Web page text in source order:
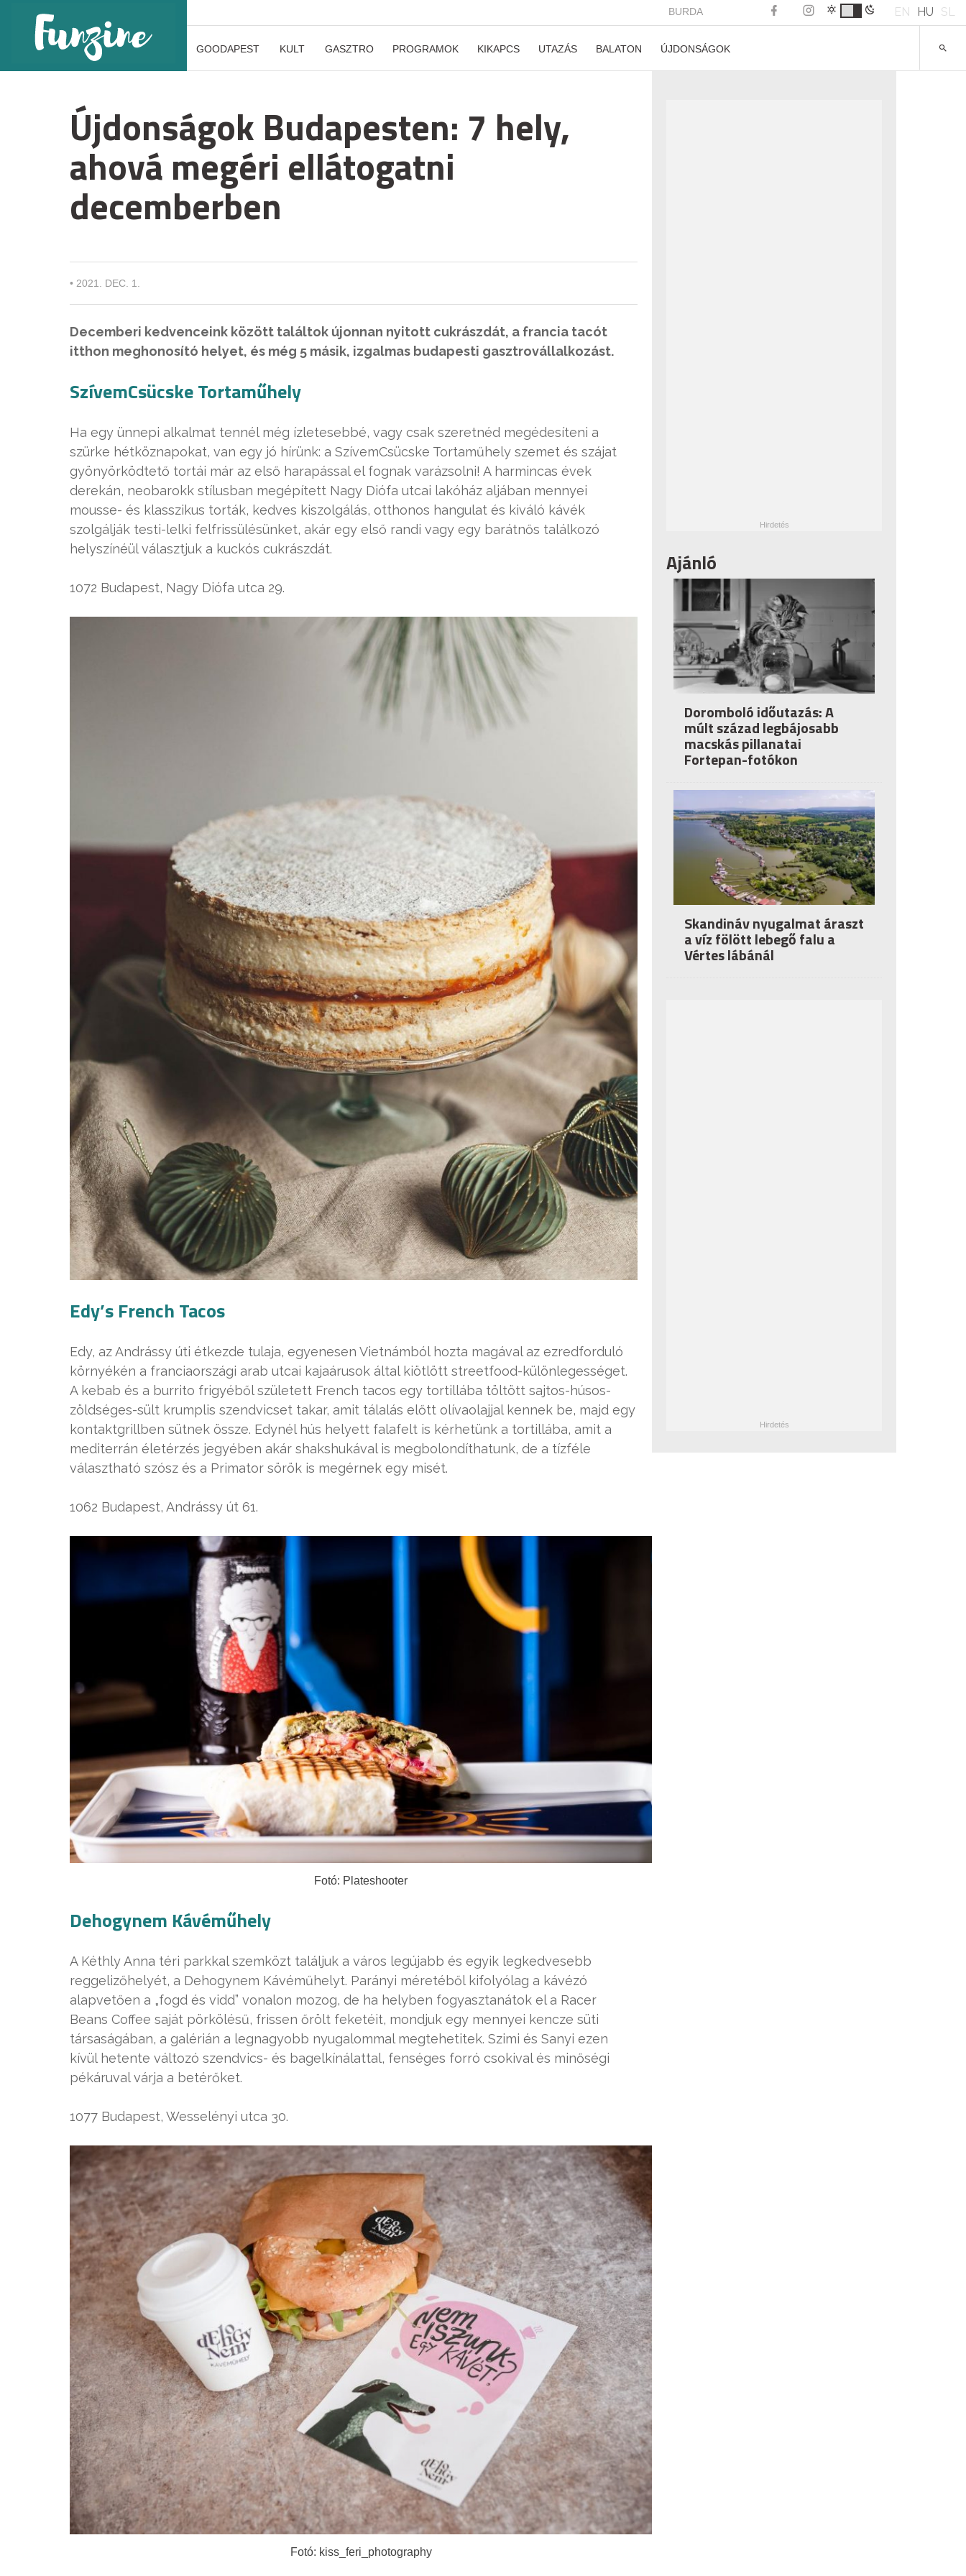
BURDA EN HU SL
GOODAPEST KULT GASZTRO PROGRAMOK KIKAPCS UTAZÁS BALATON ÚJDONSÁGOK
Újdonságok Budapesten: 7 hely,
ahová megéri ellátogatni
decemberben
• 2021. DEC. 1.
Decemberi kedvenceink között találtok újonnan nyitott cukrászdát, a francia tacót
itthon meghonosító helyet, és még 5 másik, izgalmas budapesti gasztrovállalkozást.
SzívemCsücske Tortaműhely
Ha egy ünnepi alkalmat tennél még ízletesebbé, vagy csak szeretnéd megédesíteni a
szürke hétköznapokat, van egy jó hírünk: a SzívemCsücske Tortaműhely szemet és szájat
gyönyörködtető tortái már az első harapással el fognak varázsolni! A harmincas évek
derekán, neobarokk stílusban megépített Nagy Diófa utcai lakóház aljában mennyei
mousse- és klasszikus torták, kedves kiszolgálás, otthonos hangulat és kiváló kávék
szolgálják testi-lelki felfrissülésünket, akár egy első randi vagy egy barátnős találkozó
helyszínéül választjuk a kuckós cukrászdát.
1072 Budapest, Nagy Diófa utca 29.
Edy’s French Tacos
Edy, az Andrássy úti étkezde tulaja, egyenesen Vietnámból hozta magával az ezredforduló
környékén a franciaországi arab utcai kajaárusok által kiötlött streetfood-különlegességet.
A kebab és a burrito frigyéből született French tacos egy tortillába töltött sajtos-húsos-
zöldséges-sült krumplis szendvicset takar, amit tálalás előtt olívaolajjal kennek be, majd egy
kontaktgrillben sütnek össze. Edynél hús helyett falafelt is kérhetünk a tortillába, amit a
mediterrán életérzés jegyében akár shakshukával is megbolondíthatunk, de a tízféle
választható szósz és a Primator sörök is megérnek egy misét.
1062 Budapest, Andrássy út 61.
Fotó: Plateshooter
Dehogynem Kávéműhely
A Kéthly Anna téri parkkal szemközt találjuk a város legújabb és egyik legkedvesebb
reggelizőhelyét, a Dehogynem Kávéműhelyt. Parányi méretéből kifolyólag a kávézó
alapvetően a „fogd és vidd” vonalon mozog, de ha helyben fogyasztanátok el a Racer
Beans Coffee saját pörkölésű, frissen őrölt feketéit, mondjuk egy mennyei kencze süti
társaságában, a galérián a legnagyobb nyugalommal megtehetitek. Szimi és Sanyi ezen
kívül hetente változó szendvics- és bagelkínálattal, fenséges forró csokival és minőségi
pékáruval várja a betérőket.
1077 Budapest, Wesselényi utca 30.
Fotó: kiss_feri_photography
Ajánló
Doromboló időutazás: A
múlt század legbájosabb
macskás pillanatai
Fortepan-fotókon
Skandináv nyugalmat áraszt
a víz fölött lebegő falu a
Vértes lábánál